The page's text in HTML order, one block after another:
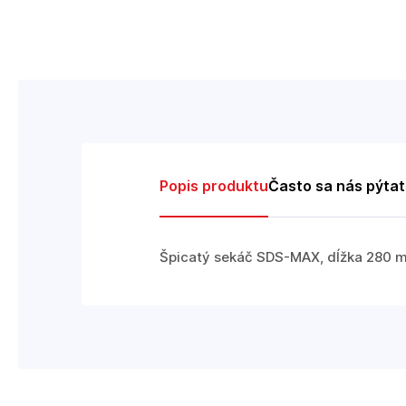
Popis produktuČasto sa nás
Špicatý sekáč SDS-MAX, dĺžka 280